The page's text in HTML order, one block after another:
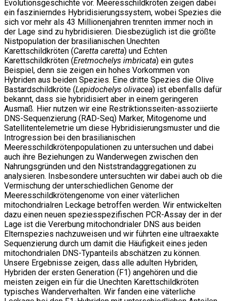
Evolutionsgeschichte vor. Meeresschildkröten zeigen dabei
ein faszinierndes Hybridisierungssystem, wobei Spezies die
sich vor mehr als 43 Millionenjahren trennten immer noch in
der Lage sind zu hybridisieren. Diesbezüglich ist die größte
Nistpopulation der brasilianischen Unechten
Karettschildkröten (Caretta caretta) und Echten
Karettschildkröten (Eretmochelys imbricata) ein gutes
Beispiel, denn sie zeigen ein hohes Vorkommen von
Hybriden aus beiden Spezies. Eine dritte Spezies die Olive
Bastardschildkröte (Lepidochelys olivacea) ist ebenfalls dafür
bekannt, dass sie hybridisiert aber in einem geringeren
Ausmaß. Hier nutzen wir eine Restriktionsseiten-assoziierte
DNS-Sequenzierung (RAD-Seq) Marker, Mitogenome und
Satellitentelemetrie um diese Hybridisierungsmuster und die
Introgression bei den brasilianischen
Meeresschildkrötenpopulationen zu untersuchen und dabei
auch ihre Beziehungen zu Wanderwegen zwischen den
Nahrungsgründen und den Niststrandaggregationen zu
analysieren. Insbesondere untersuchten wir dabei auch ob die
Vermischung der unterschiedlichen Genome der
Meeresschildkrötengenome von einer väterlichen
mitochondrialren Leckage betroffen werden. Wir entwickelten
dazu einen neuen speziesspezifischen PCR-Assay der in der
Lage ist die Vererbung mitochondrialer DNS aus beiden
Elternspezies nachzuweisen und wir führten eine ultraexakte
Sequenzierung durch um damit die Häufigkeit eines jeden
mitochondrialen DNS-Typanteils abschätzen zu können.
Unsere Ergebnisse zeigen, dass alle adulten Hybriden,
Hybriden der ersten Generation (F1) angehören und die
meisten zeigen ein für die Unechten Karettschildkröten
typisches Wanderverhalten. Wir fanden eine väterliche